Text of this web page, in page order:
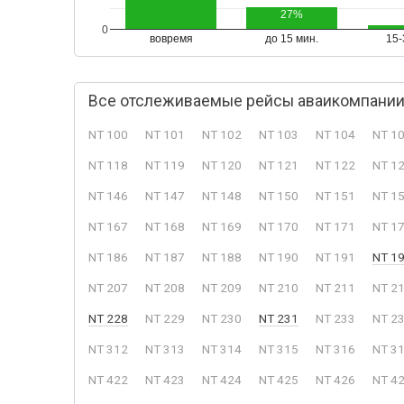
вовремя до 15 мин.
0
27%
Все отслеживаемые рейсы аваикомпании
NT 100 NT 101 NT 102 NT 103 NT 104 NT
NT 118 NT 119 NT 120 NT 121 NT 122 NT
NT 146 NT 147 NT 148 NT 150 NT 151 NT
NT 167 NT 168 NT 169 NT 170 NT 171 NT
NT 186 NT 187 NT 188 NT 190 NT 191 NT
NT 207 NT 208 NT 209 NT 210 NT 211 NT
NT 228 NT 229 NT 230 NT 231 NT 233 NT
NT 312 NT 313 NT 314 NT 315 NT 316 NT
NT 422 NT 423 NT 424 NT 425 NT 426 NT